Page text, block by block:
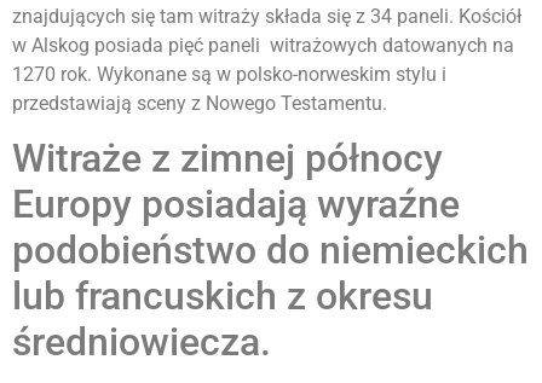
znajdujących się tam witraży składa się z 34 paneli. Kościół
w Alskog posiada pięć paneli witrażowych datowanych na
1270 rok. Wykonane są w polsko-norweskim stylu i
przedstawiają sceny z Nowego Testamentu.
Witraże z zimnej północy
Europy posiadają wyraźne
podobieństwo do niemieckich
lub francuskich z okresu
średniowiecza.